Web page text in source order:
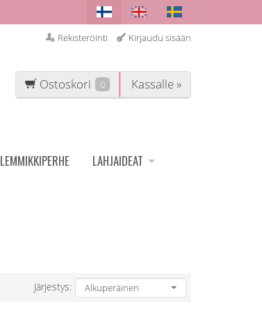
Rekisteröinti Kirjaudu sisään
Ostoskori 0 Kassalle »
LEMMIKKIPERHE
LAHJAIDEAT
Järjestys: